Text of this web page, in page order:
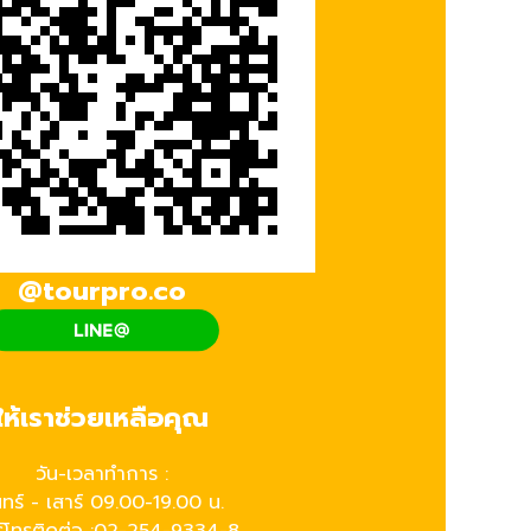
@tourpro.co
ห้เราช่วยเหลือคุณ
วัน-เวลาทำการ :
ร์ - เสาร์ 09.00-19.00 น.